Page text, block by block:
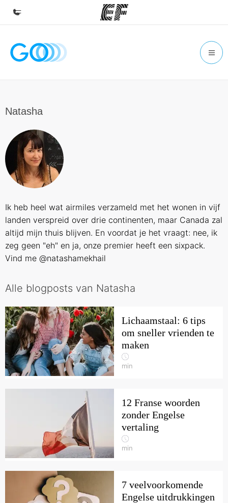
Home
Vind een kantoor
Over ons
Wie wij zijn
Natasha
Ik heb heel wat airmiles verzameld met het wonen in vijf
landen verspreid over drie continenten, maar Canada zal
altijd mijn thuis blijven. En voordat je het vraagt: nee, ik
zeg geen "eh" en ja, onze premier heeft een sixpack.
Vind me @natashamekhail
Alle blogposts van Natasha
Lichaamstaal: 6 tips
om sneller vrienden te
maken
min
12 Franse woorden
zonder Engelse
vertaling
min
7 veelvoorkomende
Engelse uitdrukkingen